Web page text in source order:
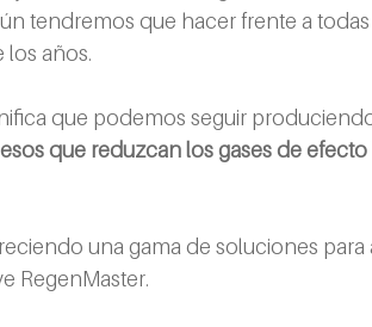
tendremos que hacer frente a
los años.
que podemos seguir
que reduzcan los gases de
una gama de soluciones
RegenMaster.